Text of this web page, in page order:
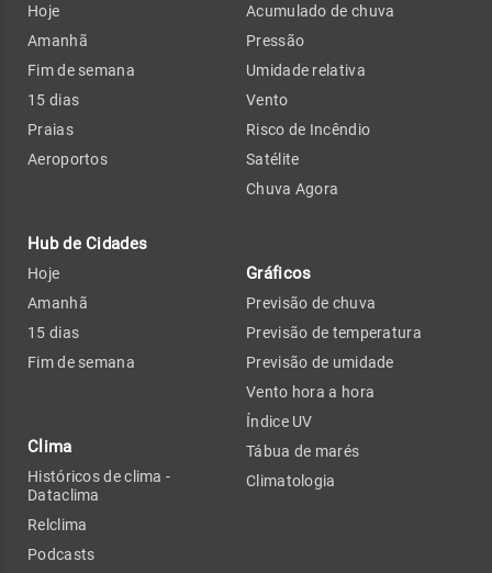
Hoje
Amanhã
Fim de semana
15 dias
Praias
Aeroportos
Hub de Cidades
Hoje
Amanhã
15 dias
Fim de semana
Clima
Históricos de clima -
Dataclima
Relclima
Podcasts
Acumulado de chuva
Pressão
Umidade relativa
Vento
Risco de Incêndio
Satélite
Chuva Agora
Gráficos
Previsão de chuva
Previsão de temperatura
Previsão de umidade
Vento hora a hora
Índice UV
Tábua de marés
Climatologia